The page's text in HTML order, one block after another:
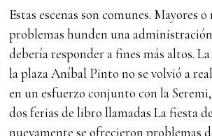
Estas escenas son comunes. Mayores o
problemas hunden una
debería responder a fines más altos.
la plaza Aníbal Pinto no se volvió a
en un esfuerzo conjunto con la
dos ferias de libro llamadas La fiesta
nuevamente se ofrecieron problemas